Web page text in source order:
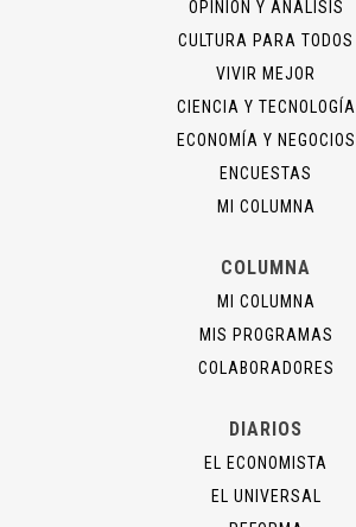
OPINIÓN Y ANÁLISIS
CULTURA PARA TODOS
VIVIR MEJOR
CIENCIA Y TECNOLOGÍA
ECONOMÍA Y NEGOCIOS
ENCUESTAS
MI COLUMNA
COLUMNA
MI COLUMNA
MIS PROGRAMAS
COLABORADORES
DIARIOS
EL ECONOMISTA
EL UNIVERSAL